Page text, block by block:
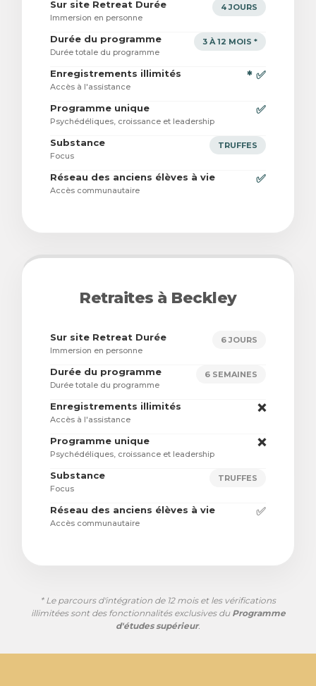
Sur site Retreat Durée
Immersion en personne
4 JOURS
Durée du programme
Durée totale du programme
3 À 12 MOIS *
Enregistrements illimités
Accès à l'assistance
* ✅
Programme unique
Psychédéliques, croissance et leadership
✅
Substance
Focus
TRUFFES
Réseau des anciens élèves à vie
Accès communautaire
✅
Retraites à Beckley
Sur site Retreat Durée
Immersion en personne
6 JOURS
Durée du programme
Durée totale du programme
6 SEMAINES
Enregistrements illimités
Accès à l'assistance
❌
Programme unique
Psychédéliques, croissance et leadership
❌
Substance
Focus
TRUFFES
Réseau des anciens élèves à vie
Accès communautaire
✅
* Le parcours d'intégration de 12 mois et les vérifications
illimitées sont des fonctionnalités exclusives du Programme
d'études supérieur.